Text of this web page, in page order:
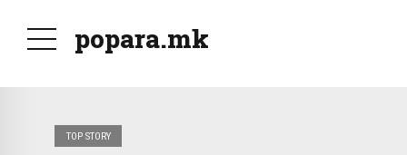
popara.mk
TOP STORY